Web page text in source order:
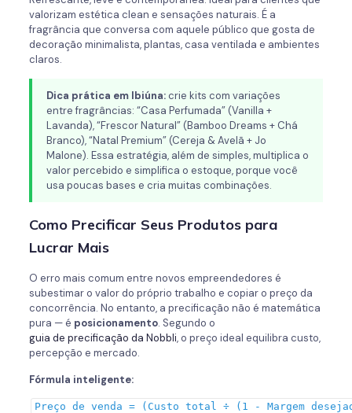
valorizam estética clean e sensações naturais. É a
fragrância que conversa com aquele público que gosta de
decoração minimalista, plantas, casa ventilada e ambientes
claros.
Dica prática em Ibiúna:crie kits com variações
entre fragrâncias: “Casa Perfumada” (Vanilla +
Lavanda), “Frescor Natural” (Bamboo Dreams + Chá
Branco), “Natal Premium” (Cereja & Avelã + Jo
Malone). Essa estratégia, além de simples, multiplica o
valor percebido e simplifica o estoque, porque você
usa poucas bases e cria muitas combinações.
Como Precificar Seus Produtos para
Lucrar Mais
O erro mais comum entre novos empreendedores é
subestimar o valor do próprio trabalho e copiar o preço da
concorrência. No entanto, a precificação não é matemática
pura — é posicionamento. Segundo o
guia de precificação da Nobbli, o preço ideal equilibra custo,
percepção e mercado.
Fórmula inteligente:
Preço de venda = (Custo total ÷ (1 - Margem